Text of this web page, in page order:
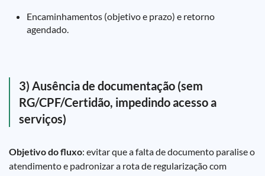
Encaminhamentos (objetivo e prazo) e retorno
agendado.
3) Ausência de documentação (sem
RG/CPF/Certidão, impedindo acesso a
serviços)
Objetivo do fluxo: evitar que a falta de documento paralise o
atendimento e padronizar a rota de regularização com